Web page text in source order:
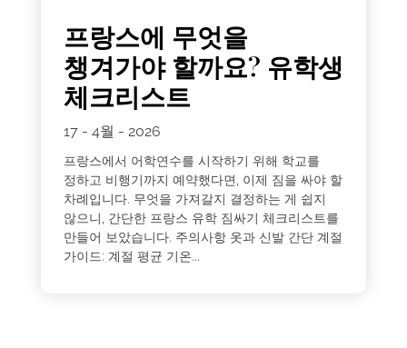
프랑스에 무엇을
챙겨가야 할까요? 유학생
체크리스트
17 - 4월 - 2026
프랑스에서 어학연수를 시작하기 위해 학교를
정하고 비행기까지 예약했다면, 이제 짐을 싸야 할
차례입니다. 무엇을 가져갈지 결정하는 게 쉽지
않으니, 간단한 프랑스 유학 짐싸기 체크리스트를
만들어 보았습니다. 주의사항 옷과 신발 간단 계절
가이드: 계절 평균 기온...